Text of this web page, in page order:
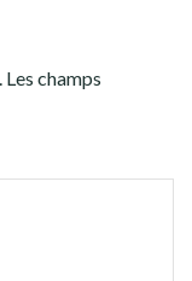
Les champs